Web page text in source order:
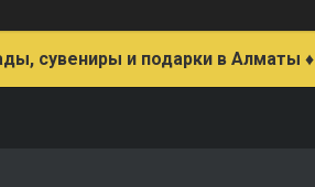
сувениры и подарки в Алматы ♦